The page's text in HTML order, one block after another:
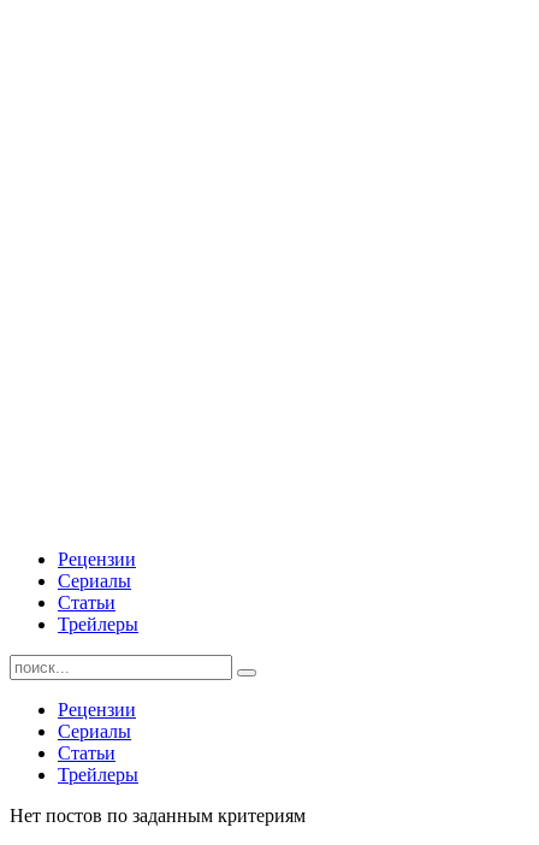
Рецензии
Сериалы
Статьи
Трейлеры
Найти:
Рецензии
Сериалы
Статьи
Трейлеры
Нет постов по заданным критериям